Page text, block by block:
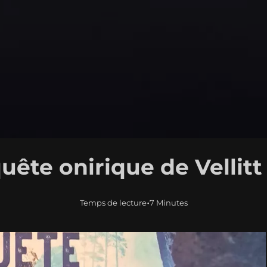
onirique de Vellitt
Temps de lecture•7 Minutes